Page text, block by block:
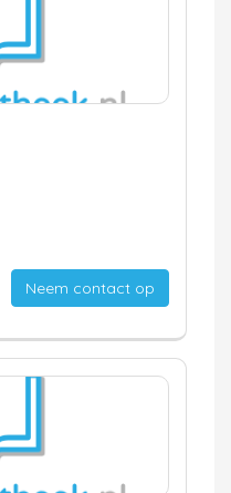
Neem contact op